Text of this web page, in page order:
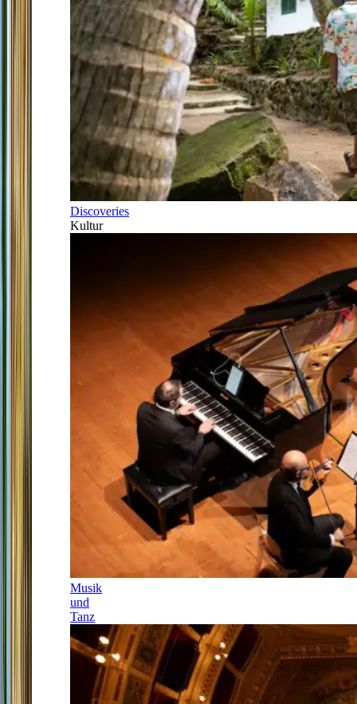
Discoveries
Kultur
Musik
und
Tanz